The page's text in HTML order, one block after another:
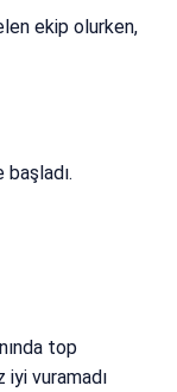
ekip olurken,
başladı.
top
iyi vuramadı